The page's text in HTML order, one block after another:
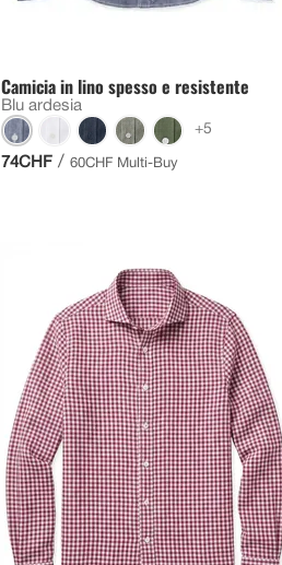
Camicia in lino spesso e resistente
Blu ardesia
+5
74CHF / 60CHF Multi-Buy